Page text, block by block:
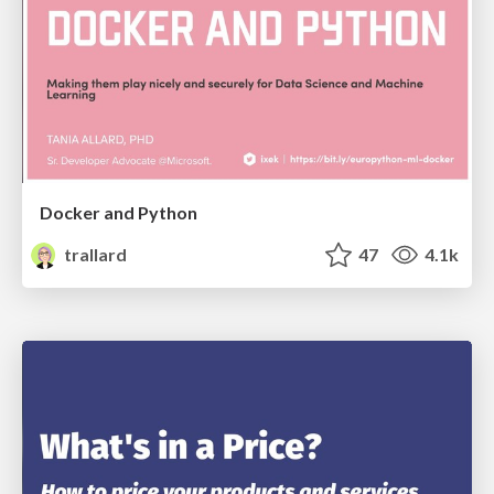
Docker and Python
trallard
47 4.1k